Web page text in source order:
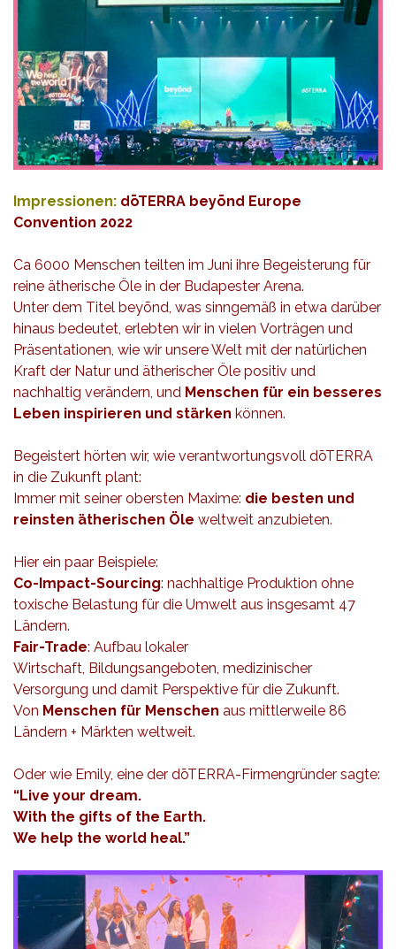
Impressionen: dōTERRA beyōnd Europe
Convention 2022
Ca 6000 Menschen teilten im Juni ihre Begeisterung für
reine ätherische Öle in der Budapester Arena.
Unter dem Titel beyōnd, was sinngemäß in etwa darüber
hinaus bedeutet, erlebten wir in vielen Vorträgen und
Präsentationen, wie wir unsere Welt mit der natürlichen
Kraft der Natur und ätherischer Öle positiv und
nachhaltig verändern, und Menschen für ein besseres
Leben inspirieren und stärken können.
Begeistert hörten wir, wie verantwortungsvoll dōTERRA
in die Zukunft plant:
Immer mit seiner obersten Maxime: die besten und
reinsten ätherischen Öle weltweit anzubieten.
Hier ein paar Beispiele:
Co-Impact-Sourcing: nachhaltige Produktion ohne
toxische Belastung für die Umwelt aus insgesamt 47
Ländern.
Fair-Trade: Aufbau lokaler
Wirtschaft, Bildungsangeboten, medizinischer
Versorgung und damit Perspektive für die Zukunft.
Von Menschen für Menschen aus mittlerweile 86
Ländern + Märkten weltweit.
Oder wie Emily, eine der dōTERRA-Firmengründer sagte:
“Live your dream.
With the gifts of the Earth.
We help the world heal.”